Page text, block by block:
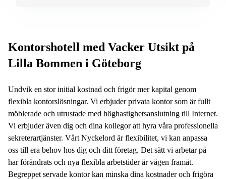
Kontorshotell med Vacker Utsikt på
Lilla Bommen i Göteborg
Undvik en stor initial kostnad och frigör mer kapital genom
flexibla kontorslösningar. Vi erbjuder privata kontor som är fullt
möblerade och utrustade med höghastighetsanslutning till Internet.
Vi erbjuder även dig och dina kollegor att hyra våra professionella
sekreterartjänster. Vårt Nyckelord är flexibilitet, vi kan anpassa
oss till era behov hos dig och ditt företag. Det sätt vi arbetar på
har förändrats och nya flexibla arbetstider är vägen framåt.
Begreppet servade kontor kan minska dina kostnader och frigöra